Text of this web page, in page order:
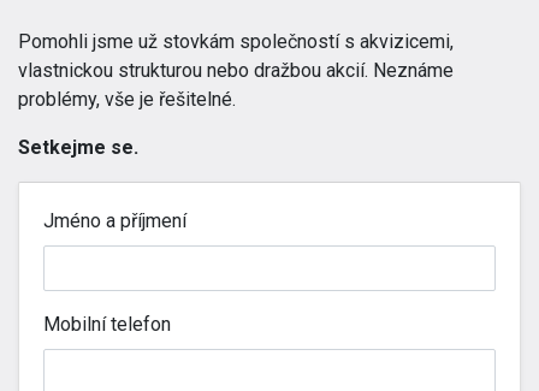
Pomohli jsme už stovkám společností s akvizicemi,
vlastnickou strukturou nebo dražbou akcií. Neznáme
problémy, vše je řešitelné.
Setkejme se.
Jméno a příjmení
Mobilní telefon